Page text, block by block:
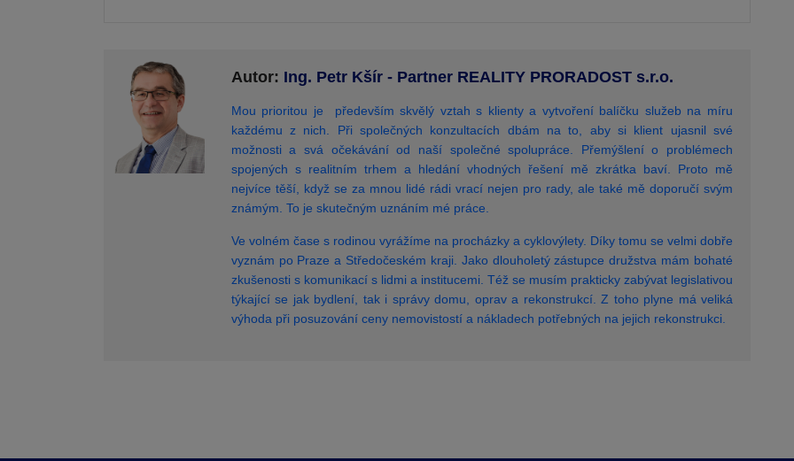
Autor: Ing. Petr Kšír - Partner REALITY PRORADOST s.r.o.
Mou prioritou je především skvělý vztah s klienty a vytvoření balíčku služeb na míru
každému z nich. Při společných konzultacích dbám na to, aby si klient ujasnil své
možnosti a svá očekávání od naší společné spolupráce. Přemýšlení o problémech
spojených s realitním trhem a hledání vhodných řešení mě zkrátka baví. Proto mě
nejvíce těší, když se za mnou lidé rádi vrací nejen pro rady, ale také mě doporučí svým
známým. To je skutečným uznáním mé práce.
Ve volném čase s rodinou vyrážíme na procházky a cyklovýlety. Díky tomu se velmi dobře
vyznám po Praze a Středočeském kraji. Jako dlouholetý zástupce družstva mám bohaté
zkušenosti s komunikací s lidmi a institucemi. Též se musím prakticky zabývat legislativou
týkající se jak bydlení, tak i správy domu, oprav a rekonstrukcí. Z toho plyne má veliká
výhoda při posuzování ceny nemovistostí a nákladech potřebných na jejich rekonstrukci.